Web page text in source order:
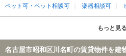
ペット可・ペット相談可
楽器相談可
もっと見る
名古屋市昭和区川名町の賃貸物件を建